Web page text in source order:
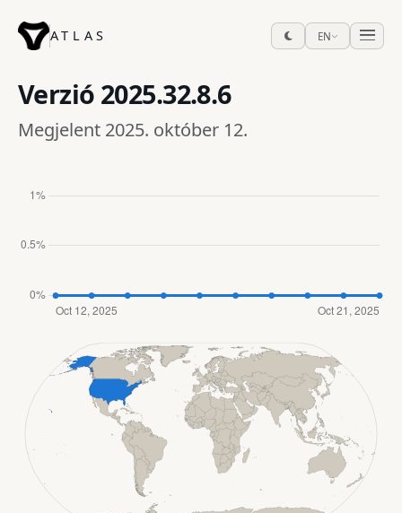
ATLAS EN
Verzió 2025.32.8.6
Megjelent 2025. október 12.